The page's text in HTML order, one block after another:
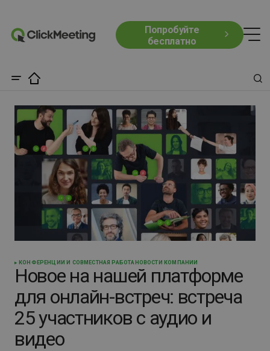
Попробуйте
бесплатно
КОНФЕРЕНЦИИ И СОВМЕСТНАЯ РАБОТА НОВОСТИ КОМПАНИИ
Новое на нашей платформе
для онлайн-встреч: встреча
25 участников с аудио и
видео